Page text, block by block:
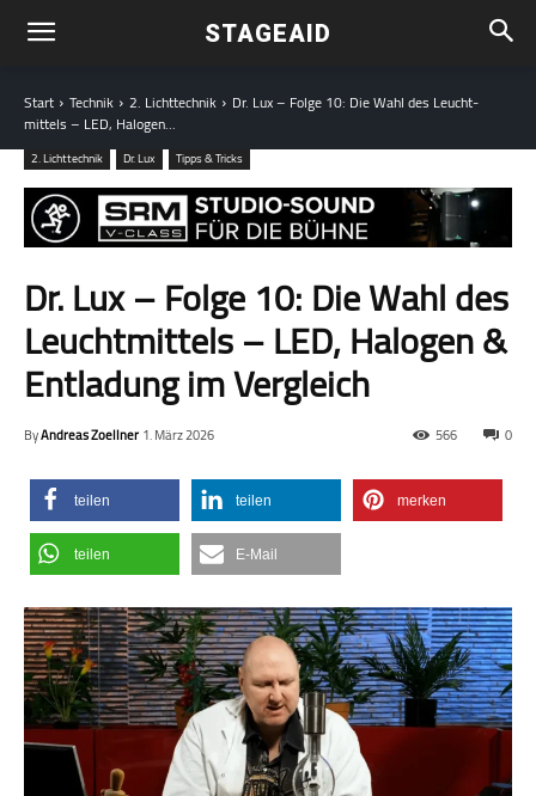
STAGEAID
Start Technik 2. Lichttechnik Dr. Lux – Folge 10: Die Wahl des Leucht­
mittels – LED, Halogen...
2. Lichttechnik Dr. Lux Tipps & Tricks
Dr. Lux – Folge 10: Die Wahl des
Leucht­mittels – LED, Halogen &
Entladung im Vergleich
ByAndreas Zoellner 1. März 2026 0
566
teilen teilen merken
teilen E-Mail